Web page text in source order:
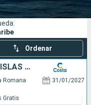
Compañías
Ordenar
REP. DOMINICANA, ANTILLAS, ISLAS VÍRGENES
Romana 31/01/2027
Gratis